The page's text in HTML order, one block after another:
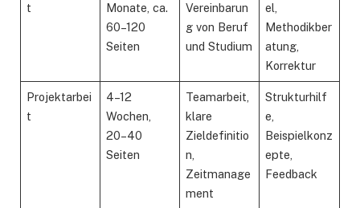
t
Monate, ca.
60–120
Seiten
Vereinbarun
g von Beruf
und Studium
el,
Methodikber
atung,
Korrektur
Projektarbei
t
4–12
Wochen,
20–40
Seiten
Teamarbeit,
klare
Zieldefinitio
n,
Zeitmanage
ment
Strukturhilf
e,
Beispielkonz
epte,
Feedback